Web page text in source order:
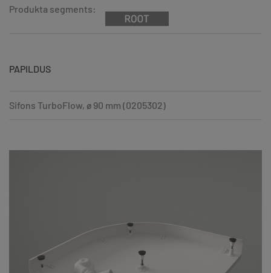
Produkta segments:
PAPILDUS
Sifons TurboFlow, ø 90 mm (0205302)